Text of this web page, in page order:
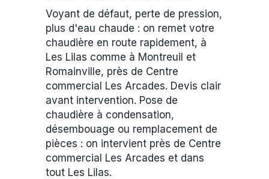
Voyant de défaut, perte de pression,
plus d'eau chaude : on remet votre
chaudière en route rapidement, à
Les Lilas comme à Montreuil et
Romainville, près de Centre
commercial Les Arcades. Devis clair
avant intervention. Pose de
chaudière à condensation,
désembouage ou remplacement de
pièces : on intervient près de Centre
commercial Les Arcades et dans
tout Les Lilas.